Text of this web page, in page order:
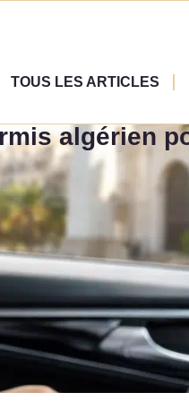
TOUS LES ARTICLES
algérien